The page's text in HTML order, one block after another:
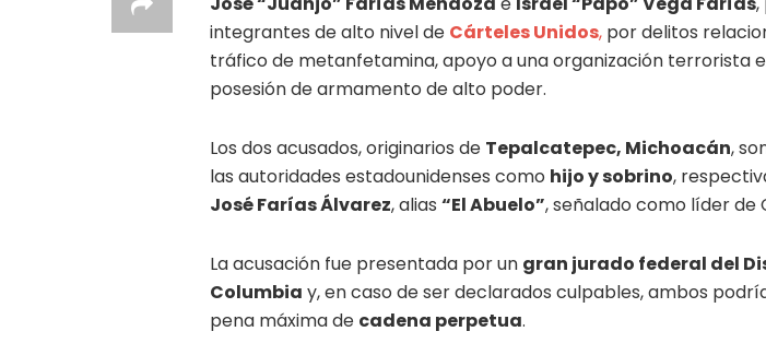
integrantes de alto nivel de Cárteles Unidos, por delitos
tráfico de metanfetamina, apoyo a una organización terrorista
posesión de armamento de alto poder.
Los dos acusados, originarios de Tepalcatepec, Michoacán,
las autoridades estadounidenses como hijo y sobrino,
José Farías Álvarez, alias “El Abuelo”, señalado como líder de
La acusación fue presentada por un gran jurado federal del
Columbia y, en caso de ser declarados culpables, ambos
pena máxima de cadena perpetua.